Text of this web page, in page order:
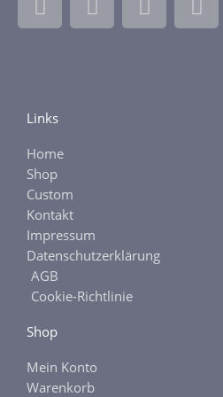
a
c
o
o
k
-
f
n
s
b
a
t
s
Links
Home
Shop
Custom
Kontakt
Impressum
Datenschutzerklärung
AGB
Cookie-Richtlinie
Shop
Mein Konto
Warenkorb